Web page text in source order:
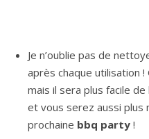
Je n’oublie pas de
après chaque utilisation
mais il sera plus facile
et vous serez aussi plus
prochaine bbq party !